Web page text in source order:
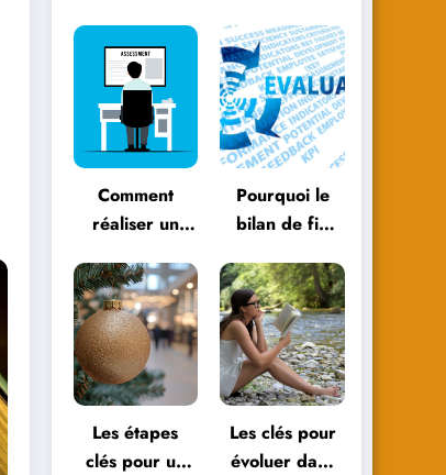
évoluer avec
les
méthodologies
éducatives
dans le
parcours
éducatif
Comment
réaliser un
d’année
efficace ?
Pourquoi le
bilan de fin
essentiel pour
votre
entreprise ?
Les étapes
clés pour un
Les clés pour
évoluer dans